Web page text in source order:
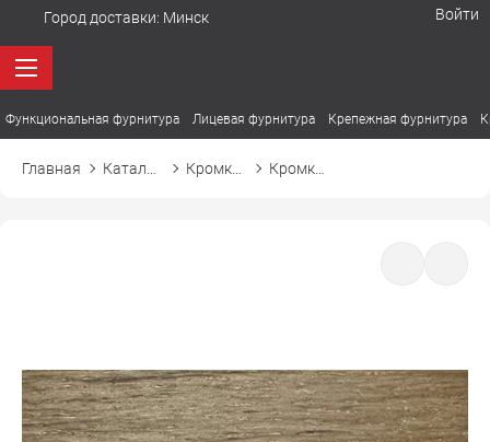
Город доставки: Минск Войти
Функциональная фурнитура Лицевая фурнитура Крепежная фурнитура
Главная